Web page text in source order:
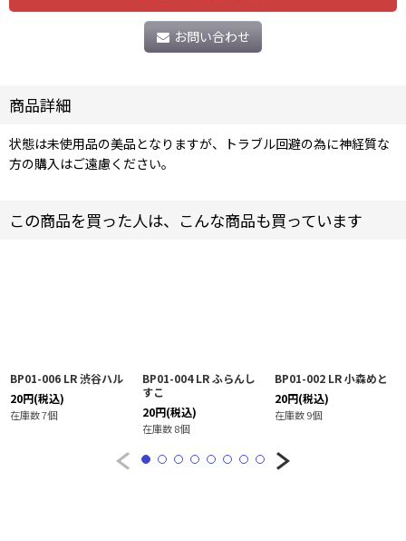
お問い合わせ
商品詳細
状態は未使用品の美品となりますが、トラブル回避の為に神経質な
方の購入はご遠慮ください。
この商品を買った人は、こんな商品も買っています
BP01-006 LR 渋谷ハル
20円(税込)
在庫数 7個
BP01-004 LR ふらんし
すこ
20円(税込)
在庫数 8個
BP01-002 LR 小森めと
20円(税込)
在庫数 9個